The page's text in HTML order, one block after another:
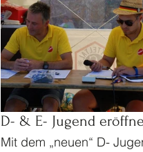
D- & E- Jugend
Mit dem „neuen“ D-